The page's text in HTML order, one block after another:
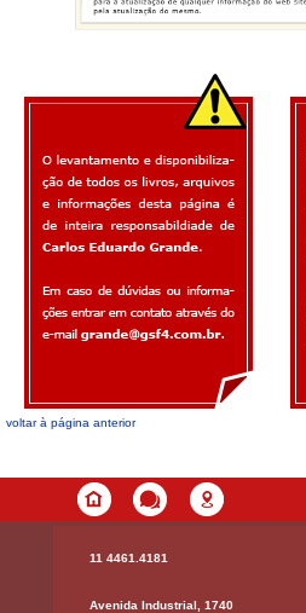
voltar à página anterior
11 4461.4181
Avenida Industrial, 1740